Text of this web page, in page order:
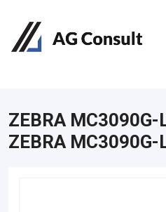
ZEBRA MC3090G-
ZEBRA MC3090G-